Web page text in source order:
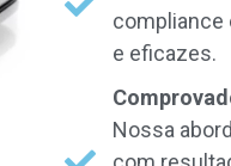
compliance
e eficazes.
Nossa